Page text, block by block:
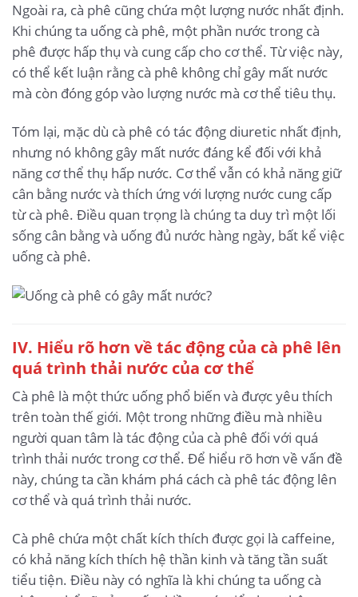
Ngoài ra, cà phê cũng chứa một lượng nước nhất định.
Khi chúng ta uống cà phê, một phần nước trong cà
phê được hấp thụ và cung cấp cho cơ thể. Từ việc này,
có thể kết luận rằng cà phê không chỉ gây mất nước
mà còn đóng góp vào lượng nước mà cơ thể tiêu thụ.
Tóm lại, mặc dù cà phê có tác động diuretic nhất định,
nhưng nó không gây mất nước đáng kể đối với khả
năng cơ thể thụ hấp nước. Cơ thể vẫn có khả năng giữ
cân bằng nước và thích ứng với lượng nước cung cấp
từ cà phê. Điều quan trọng là chúng ta duy trì một lối
sống cân bằng và uống đủ nước hàng ngày, bất kể việc
uống cà phê.
IV. Hiểu rõ hơn về tác động của cà phê lên
quá trình thải nước của cơ thể
Cà phê là một thức uống phổ biến và được yêu thích
trên toàn thế giới. Một trong những điều mà nhiều
người quan tâm là tác động của cà phê đối với quá
trình thải nước trong cơ thể. Để hiểu rõ hơn về vấn đề
này, chúng ta cần khám phá cách cà phê tác động lên
cơ thể và quá trình thải nước.
Cà phê chứa một chất kích thích được gọi là caffeine,
có khả năng kích thích hệ thần kinh và tăng tần suất
tiểu tiện. Điều này có nghĩa là khi chúng ta uống cà